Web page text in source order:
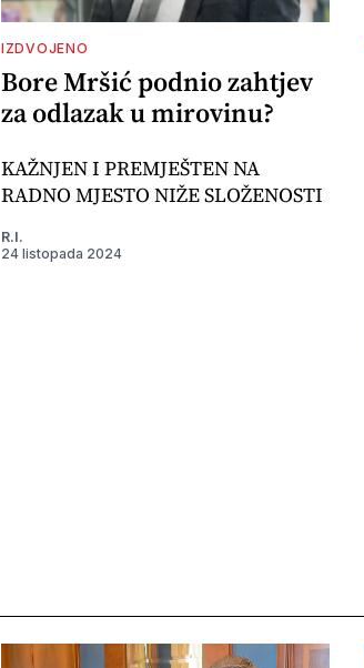
IZDVOJENO
Bore Mršić podnio zahtjev
za odlazak u mirovinu?
KAŽNJEN I PREMJEŠTEN NA
RADNO MJESTO NIŽE SLOŽENOSTI
R.I.
24 listopada 2024